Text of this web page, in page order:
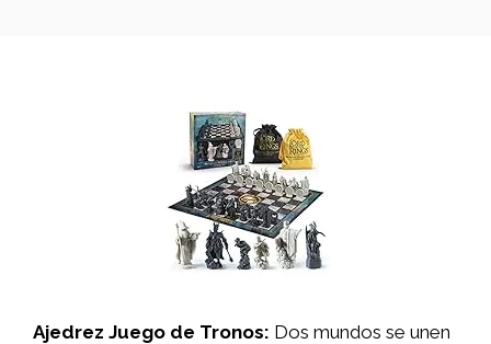
Ajedrez Juego de Tronos: Dos mundos se unen